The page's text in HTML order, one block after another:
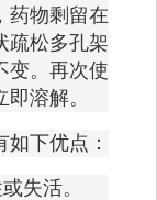
药物剩留在
疏松多孔架
变。再次使
溶解。
下优点：
失活。